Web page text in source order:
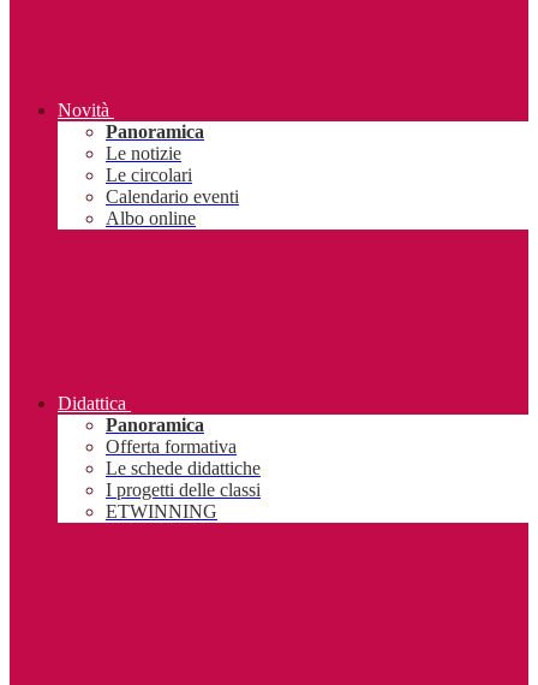
Novità
Panoramica
Le notizie
Le circolari
Calendario eventi
Albo online
Didattica
Panoramica
Offerta formativa
Le schede didattiche
I progetti delle classi
ETWINNING